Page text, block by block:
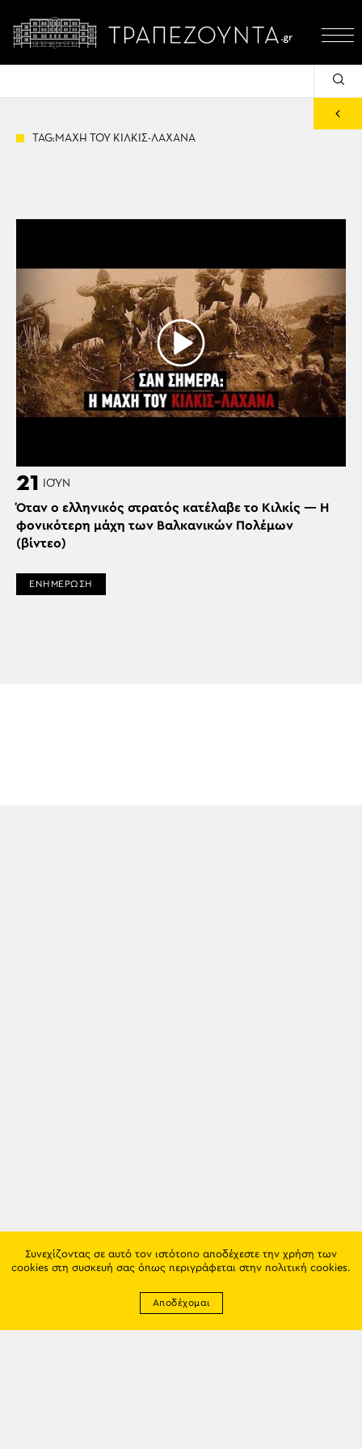
TAG:ΜΑΧΗ ΤΟΥ ΚΙΛΚΙΣ-ΛΑΧΑΝΑ
21 ΙΟΎΝ
Όταν ο ελληνικός στρατός κατέλαβε το Κιλκίς — Η
φονικότερη μάχη των Βαλκανικών Πολέμων
(βίντεο)
ΕΝΗΜΕΡΩΣΗ
Συνεχίζοντας σε αυτό τον ιστότοπο αποδέχεστε την χρήση των
cookies στη συσκευή σας όπως περιγράφεται στην πολιτική cookies.
Αποδέχομαι